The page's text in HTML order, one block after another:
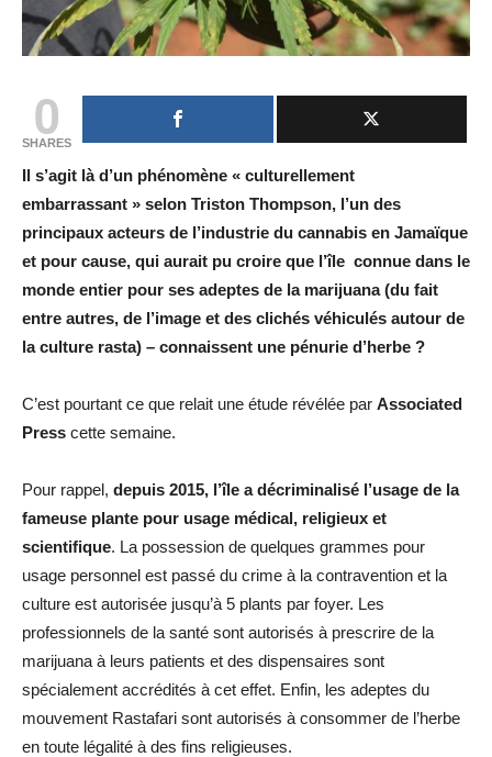
0
SHARES
Il s’agit là d’un phénomène « culturellement
embarrassant » selon Triston Thompson, l’un des
principaux acteurs de l’industrie du cannabis en Jamaïque
et pour cause, qui aurait pu croire que l’île connue dans le
monde entier pour ses adeptes de la marijuana (du fait
entre autres, de l’image et des clichés véhiculés autour de
la culture rasta) – connaissent une pénurie d’herbe ?
C’est pourtant ce que relait une étude révélée par Associated
Press cette semaine.
Pour rappel, depuis 2015, l’île a décriminalisé l’usage de la
fameuse plante pour usage médical, religieux et
scientifique. La possession de quelques grammes pour
usage personnel est passé du crime à la contravention et la
culture est autorisée jusqu’à 5 plants par foyer. Les
professionnels de la santé sont autorisés à prescrire de la
marijuana à leurs patients et des dispensaires sont
spécialement accrédités à cet effet. Enfin, les adeptes du
mouvement Rastafari sont autorisés à consommer de l’herbe
en toute légalité à des fins religieuses.